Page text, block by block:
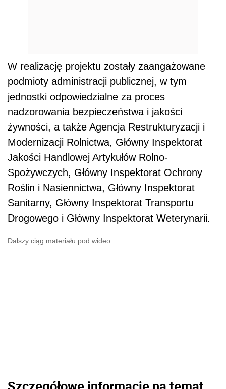
W realizację projektu zostały zaangażowane
podmioty administracji publicznej, w tym
jednostki odpowiedzialne za proces
nadzorowania bezpieczeństwa i jakości
żywności, a także Agencja Restrukturyzacji i
Modernizacji Rolnictwa, Główny Inspektorat
Jakości Handlowej Artykułów Rolno-
Spożywczych, Główny Inspektorat Ochrony
Roślin i Nasiennictwa, Główny Inspektorat
Sanitarny, Główny Inspektorat Transportu
Drogowego i Główny Inspektorat Weterynarii.
Dalszy ciąg materiału pod wideo